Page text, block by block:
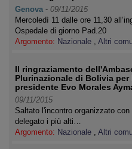
Genova - 09/11/2015
Mercoledì 11 dalle ore 11,30
Ospedale di giorno Pad.20
Argomento: Nazionale , Altri
Il ringraziamento
Plurinazionale di Bolivia per
presidente Evo Morales
09/11/2015
Saltato l'incontro organizzato
delegato i più alti…
Argomento: Nazionale , Altri